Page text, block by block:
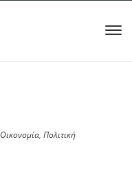
Οικονομία, Πολιτική